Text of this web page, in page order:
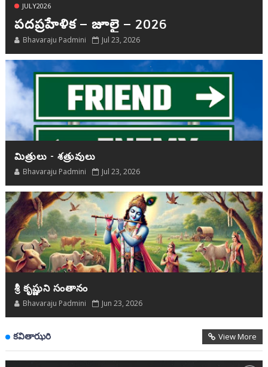
JULY2026
పదప్రహేళిక – జూలై – 2026
Bhavaraju Padmini Jul 23, 2026
మిత్రులు - శత్రువులు
Bhavaraju Padmini Jul 23, 2026
శ్రీ కృష్ణుని సంతానం
Bhavaraju Padmini Jun 23, 2026
కవితాఝరి View More